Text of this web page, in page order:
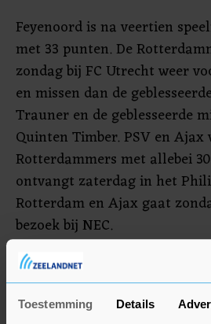
Toestemming Details
Feyenoord is na veertien
met 33 punten. De
zondag bij FC Utrecht weer
en missen dan de
Trauner en de geblesseerde
Quinten Timber. PSV en Ajax
Rotterdammers met allebei
ontvangt zaterdag in het
Rotterdam en Ajax gaat
bezoek bij NEC.
SC Cambuur en FC
respectievelijk 8 en 6 punten
plekken in de Eredivisie in.